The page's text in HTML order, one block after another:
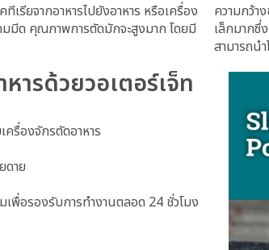
เรียจากอาหารไปยังอาหาร หรือเครื่อง
มมีด คุณภาพการตัดมักจะสูงมาก โดยมี
ความกว้า
เล็กมากซึ่
สามารถน
ารด้วยวอเตอร์เจ็ท
ครื่องจักรตัดอาหาร
ดาย
พื่อรองรับการทํางานตลอด 24 ชั่วโมง